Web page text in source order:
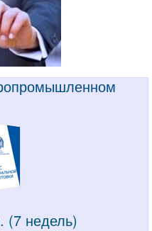
(7 недель)